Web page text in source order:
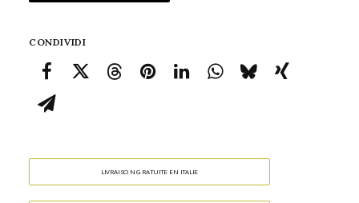
CONDIVIDI
LIVRAISON GRATUITE EN ITALIE